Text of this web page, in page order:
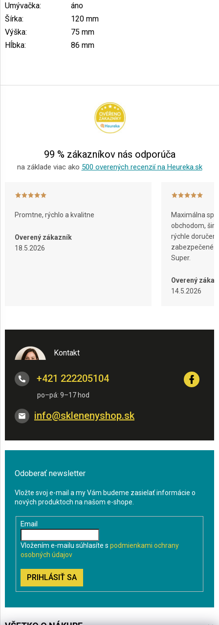
Umývačka:
áno
Šírka:
120 mm
Výška:
75 mm
Hĺbka: 86 mm
á
99 % zákazníkov nás odporúča
na základe viac ako 500 overených recenzií na Heureka.sk
Promtne, rýchlo a kvalitne
Overený zákazník
18.5.2026
Maximálna
obchodom,
rýchle
zabezpečené
Super.
Overený
14.5.2026
Kontakt
info@sklenenyshop.sk
+421 222205104
Odoberať newsletter
Vložte svoj e-mail a my Vám budeme zasielať informácie o
nových produktoch na našom e-shope.
Email
Vložením e-mailu súhlasíte s podmienkami ochrany
osobných údajov
PRIHLÁSIŤ SA